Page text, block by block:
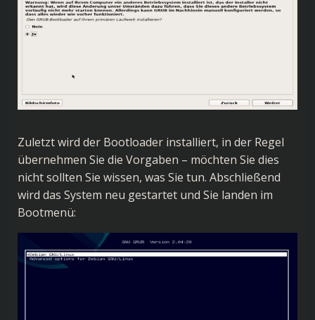
Zuletzt wird der Bootloader installiert, in der Regel
übernehmen Sie die Vorgaben – möchten Sie dies
nicht sollten Sie wissen, was Sie tun. Abschließend
wird das System neu gestartet und Sie landen im
Bootmenü: